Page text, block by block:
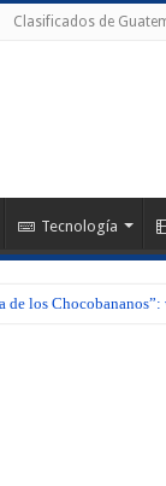
Clasificados de
Tecnología
de los«desfalcó» por Q20